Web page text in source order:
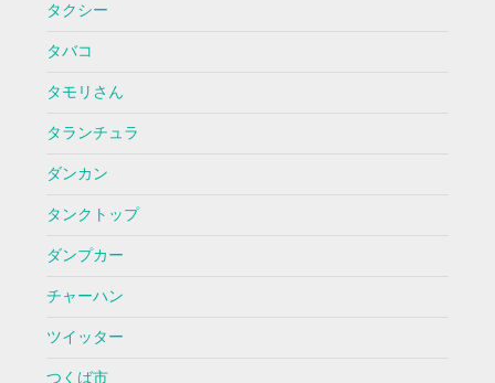
タクシー
タバコ
タモリさん
タランチュラ
ダンカン
タンクトップ
ダンプカー
チャーハン
ツイッター
つくば市